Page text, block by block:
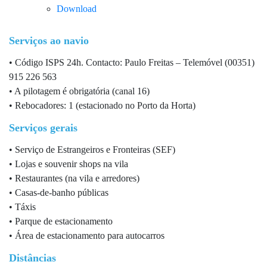
Download
Serviços ao navio
• Código ISPS 24h. Contacto: Paulo Freitas – Telemóvel (00351)
915 226 563
• A pilotagem é obrigatória (canal 16)
• Rebocadores: 1 (estacionado no Porto da Horta)
Serviços gerais
• Serviço de Estrangeiros e Fronteiras (SEF)
• Lojas e souvenir shops na vila
• Restaurantes (na vila e arredores)
• Casas-de-banho públicas
• Táxis
• Parque de estacionamento
• Área de estacionamento para autocarros
Distâncias